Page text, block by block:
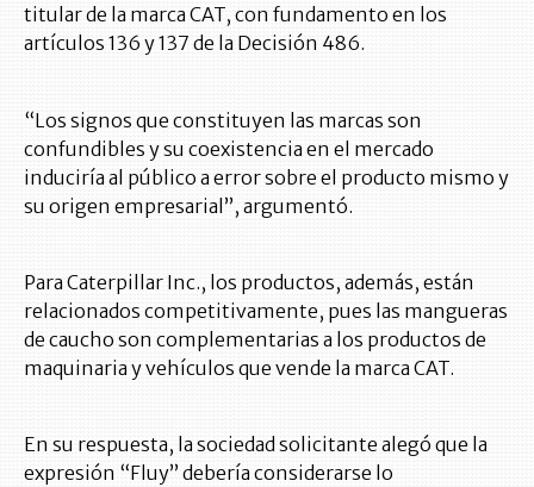
titular de la marca CAT, con fundamento en los
artículos 136 y 137 de la Decisión 486.
“Los signos que constituyen las marcas son
confundibles y su coexistencia en el mercado
induciría al público a error sobre el producto mismo y
su origen empresarial”, argumentó.
Para Caterpillar Inc., los productos, además, están
relacionados competitivamente, pues las mangueras
de caucho son complementarias a los productos de
maquinaria y vehículos que vende la marca CAT.
En su respuesta, la sociedad solicitante alegó que la
expresión “Fluy” debería considerarse lo